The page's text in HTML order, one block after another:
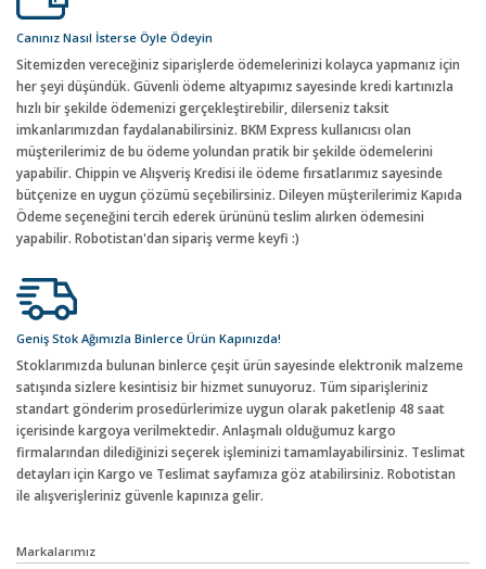
Canınız Nasıl İsterse Öyle Ödeyin
Sitemizden vereceğiniz siparişlerde ödemelerinizi kolayca yapmanız için
her şeyi düşündük. Güvenli ödeme altyapımız sayesinde kredi kartınızla
hızlı bir şekilde ödemenizi gerçekleştirebilir, dilerseniz taksit
imkanlarımızdan faydalanabilirsiniz. BKM Express kullanıcısı olan
müşterilerimiz de bu ödeme yolundan pratik bir şekilde ödemelerini
yapabilir. Chippin ve Alışveriş Kredisi ile ödeme fırsatlarımız sayesinde
bütçenize en uygun çözümü seçebilirsiniz. Dileyen müşterilerimiz Kapıda
Ödeme seçeneğini tercih ederek ürününü teslim alırken ödemesini
yapabilir. Robotistan'dan sipariş verme keyfi :)
Geniş Stok Ağımızla Binlerce Ürün Kapınızda!
Stoklarımızda bulunan binlerce çeşit ürün sayesinde elektronik malzeme
satışında sizlere kesintisiz bir hizmet sunuyoruz. Tüm siparişleriniz
standart gönderim prosedürlerimize uygun olarak paketlenip 48 saat
içerisinde kargoya verilmektedir. Anlaşmalı olduğumuz kargo
firmalarından dilediğinizi seçerek işleminizi tamamlayabilirsiniz. Teslimat
detayları için Kargo ve Teslimat sayfamıza göz atabilirsiniz. Robotistan
ile alışverişleriniz güvenle kapınıza gelir.
Markalarımız